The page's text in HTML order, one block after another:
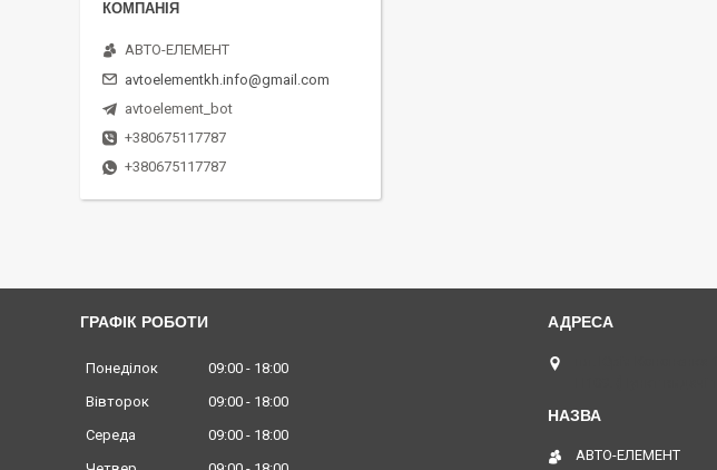
АВТО-ЕЛЕМЕНТ
avtoelementkh.info@gmail.com
avtoelement_bot
+380675117787
+380675117787
ГРАФІК РОБОТИ
Понеділок 09:00
18:00
Вівторок
09:00
18:00
Середа
09:00
18:00
АВТО-ЕЛЕМЕНТ